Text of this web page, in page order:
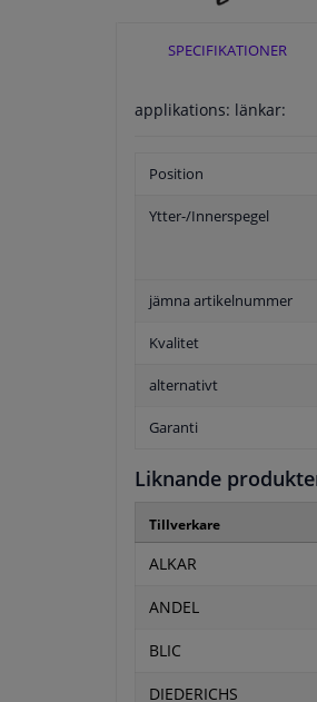
SPECIFIKATIONER
applikations: länkar:
Position
Ytter-/Innerspegel
jämna artikelnummer
Kvalitet
alternativt
Garanti
Liknande
Tillverkare
ALKAR
ANDEL
BLIC
DIEDERICHS